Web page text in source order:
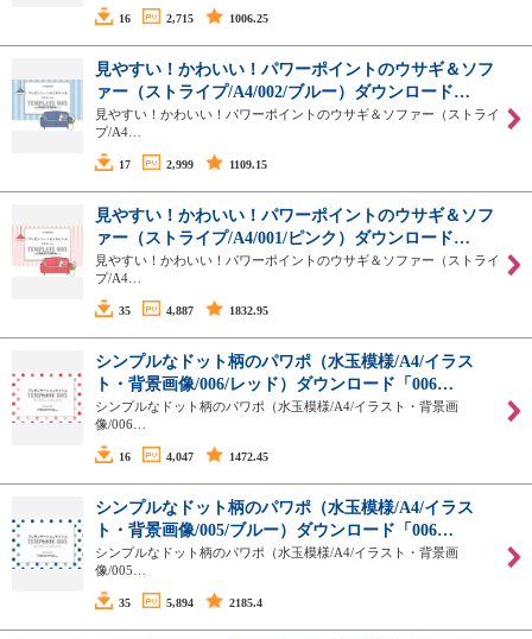
16 2,715 1006.25
見やすい！かわいい！パワーポイントのウサギ＆ソフ
ァー（ストライプ/A4/002/ブルー）ダウンロード…
見やすい！かわいい！パワーポイントのウサギ＆ソファー（ストライ
プ/A4…
17 2,999 1109.15
見やすい！かわいい！パワーポイントのウサギ＆ソフ
ァー（ストライプ/A4/001/ピンク）ダウンロード…
見やすい！かわいい！パワーポイントのウサギ＆ソファー（ストライ
プ/A4…
35 4,887 1832.95
シンプルなドット柄のパワポ（水玉模様/A4/イラス
ト・背景画像/006/レッド）ダウンロード「006…
シンプルなドット柄のパワポ（水玉模様/A4/イラスト・背景画
像/006…
16 4,047 1472.45
シンプルなドット柄のパワポ（水玉模様/A4/イラス
ト・背景画像/005/ブルー）ダウンロード「006…
シンプルなドット柄のパワポ（水玉模様/A4/イラスト・背景画
像/005…
35 5,894 2185.4